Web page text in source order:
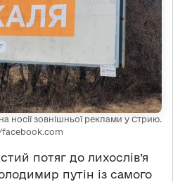
носії зовнішньої реклами у Стрию.
facebook.com
потяг до лихослів’я
путін із самого